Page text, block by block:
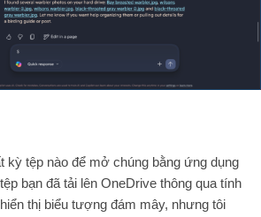
kỳ tệp nào để mở chúng bằng ứng dụng
bạn đã tải lên OneDrive thông qua tính
hiển thị biểu tượng đám mây, nhưng tôi